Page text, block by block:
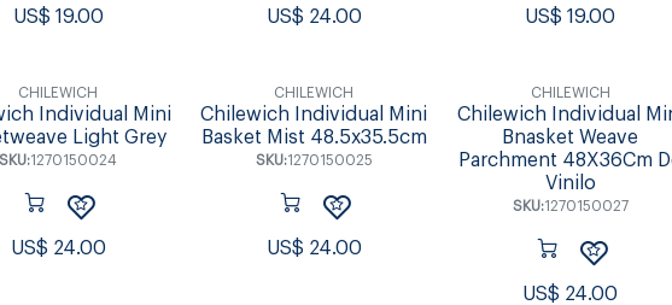
US$ 19.00 US$ 24.00 US$19.00
CHILEWICH
Individual Mini
Light Grey
SKU:1270150024
US$ 24.00
CHILEWICH
Chilewich Individual Mini
Basket Mist 48.5x35.5cm
SKU:1270150025
US$ 24.00
CHILEWICH
Chilewich Individual
Bnasket Weave
Parchment 48X36Cm
Vinilo
SKU:1270150027
US$ 24.00